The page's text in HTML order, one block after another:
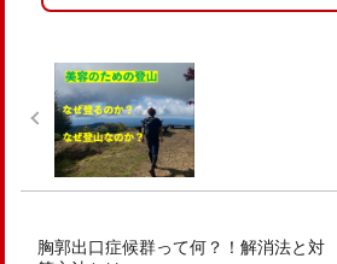
胸郭出口症候群って何？！解消法と対